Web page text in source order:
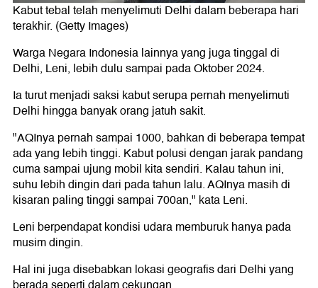
Kabut tebal telah menyelimuti Delhi dalam beberapa hari
terakhir. (Getty Images)
Warga Negara Indonesia lainnya yang juga tinggal di
Delhi, Leni, lebih dulu sampai pada Oktober 2024.
Ia turut menjadi saksi kabut serupa pernah menyelimuti
Delhi hingga banyak orang jatuh sakit.
"AQInya pernah sampai 1000, bahkan di beberapa tempat
ada yang lebih tinggi. Kabut polusi dengan jarak pandang
cuma sampai ujung mobil kita sendiri. Kalau tahun ini,
suhu lebih dingin dari pada tahun lalu. AQInya masih di
kisaran paling tinggi sampai 700an," kata Leni.
Leni berpendapat kondisi udara memburuk hanya pada
musim dingin.
Hal ini juga disebabkan lokasi geografis dari Delhi yang